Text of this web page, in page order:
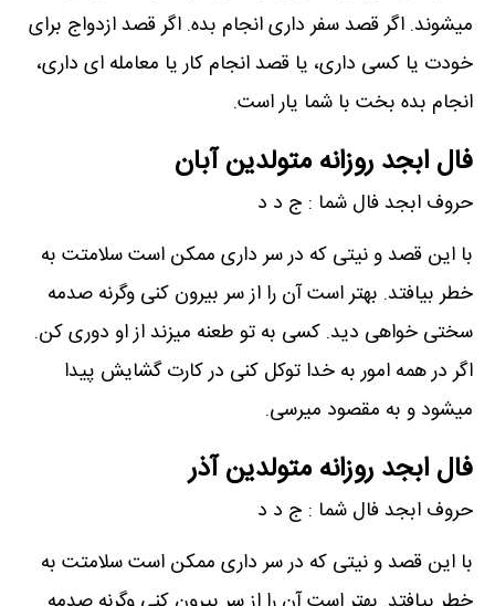
میشوند. اگر قصد سفر داری انجام بده. اگر قصد ازدواج برای
خودت یا کسی داری، یا قصد انجام کار یا معامله ای داری،
انجام بده بخت با شما یار است.
فال ابجد روزانه متولدین آبان
حروف ابجد فال شما : ج د د
با این قصد و نیتی که در سر داری ممکن است سلامتت به
خطر بیافتد. بهتر است آن را از سر بیرون کنی وگرنه صدمه
سختی خواهی دید. کسی به تو طعنه میزند از او دوری کن.
اگر در همه امور به خدا توکل کنی در کارت گشایش پیدا
میشود و به مقصود میرسی.
فال ابجد روزانه متولدین آذر
حروف ابجد فال شما : ج د د
با این قصد و نیتی که در سر داری ممکن است سلامتت به